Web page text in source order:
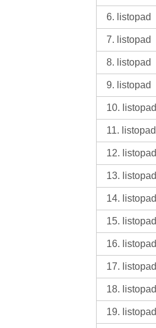
6. listopad
7. listopad
8. listopad
9. listopad
10. listopad
11. listopad
12. listopad
13. listopad
14. listopad
15. listopad
16. listopad
17. listopad
18. listopad
19. listopad